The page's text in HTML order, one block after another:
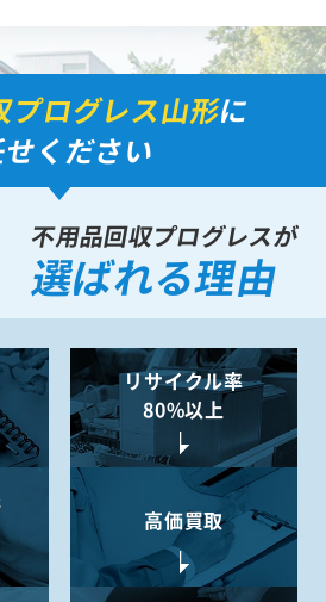
プログレス山形に
ください
不用品回収プログレスが
選ばれる理由
リサイクル率
80%以上
高価買取